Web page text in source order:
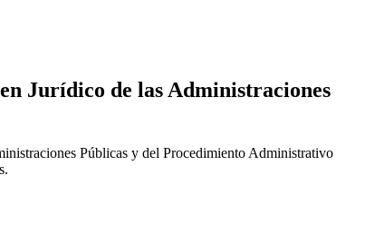
Jurídico de las Administraciones
Públicas y del Procedimiento Administrativo